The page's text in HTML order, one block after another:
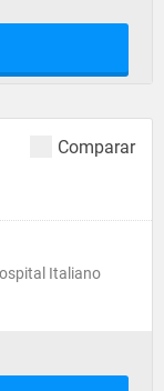
Comparar
Italiano